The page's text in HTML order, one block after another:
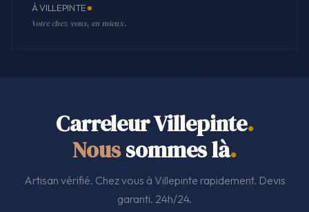
À VILLEPINTE
Votre chez-vous, en mieux.
Carreleur Villepinte.
Noussommes là.
Artisan vérifié. Chez vous à Villepinte rapidement. Devis
garanti. 24h/24.